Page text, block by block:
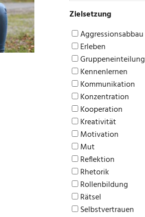
Zielsetzung
Aggressionsabbau
Erleben
Gruppeneinteilung
Kennenlernen
Kommunikation
Konzentration
Kooperation
Kreativität
Motivation
Mut
Reflektion
Rhetorik
Rollenbildung
Rätsel
Selbstvertrauen